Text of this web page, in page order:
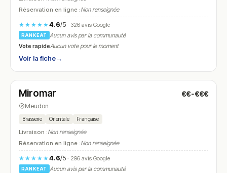
Réservation en ligne :Non renseignée
★★★★★4.6/5· 326 avis Google
RANKEAT
Aucun avis par la communauté
Vote rapideAucun vote pour le moment
Voir la fiche→
N° 7
Miromar €€-€€€
Meudon
Brasserie Orientale Française
Livraison :Non renseignée
Réservation en ligne :Non renseignée
★★★★★4.6/5· 296 avis Google
RANKEAT
Aucun avis par la communauté